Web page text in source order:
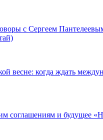
с Сергеем
весне: когда ждать
соглашениям и будущее